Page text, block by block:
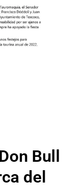
Bull
del